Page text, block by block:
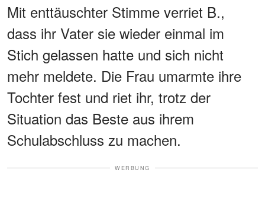
Mit enttäuschter Stimme verriet B.,
dass ihr Vater sie wieder einmal im
Stich gelassen hatte und sich nicht
mehr meldete. Die Frau umarmte ihre
Tochter fest und riet ihr, trotz der
Situation das Beste aus ihrem
Schulabschluss zu machen.
WERBUNG